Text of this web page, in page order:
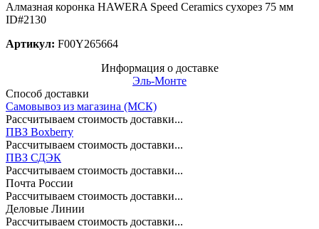
Алмазная коронка HAWERA Speed Ceramics сухорез 75 мм
ID#2130
Артикул: F00Y265664
Информация о доставке
Эль-Монте
Способ доставки
Самовывоз из магазина (МСК)
Рассчитываем стоимость доставки...
ПВЗ Boxberry
Рассчитываем стоимость доставки...
ПВЗ СДЭК
Рассчитываем стоимость доставки...
Почта России
Рассчитываем стоимость доставки...
Деловые Линии
Рассчитываем стоимость доставки...